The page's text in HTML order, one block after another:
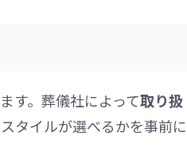
す。葬儀社によって取り扱
タイルが選べるかを事前に